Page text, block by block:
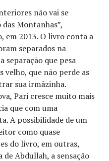
não vai se
Montanhas”,
em 2013. O livro conta a
separados na
separação que pesa
velho, que não perde as
sua irmãzinha.
Pari cresce muito mais
que com uma
A possibilidade de um
como quase
do livro, em outras,
de Abdullah, a sensação